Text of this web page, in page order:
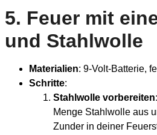
5. Feuer mit
und Stahlwolle
Materialien: 9-Volt-Batterie,
Schritte:
Stahlwolle vorbereiten
Menge Stahlwolle aus
Zunder in deiner